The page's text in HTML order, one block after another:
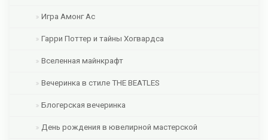
Игра Амонг Ас
Гарри Поттер и тайны Хогвардса
Вселенная майнкрафт
Вечеринка в стиле THE BEATLES
Блогерская вечеринка
День рождения в ювелирной мастерской